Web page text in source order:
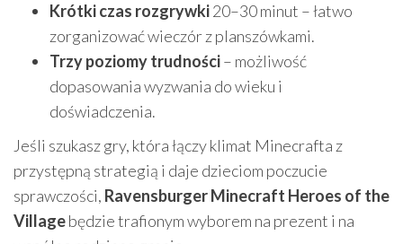
Krótki czas rozgrywki20–30 minut – łatwo
zorganizować wieczór z planszówkami.
Trzy poziomy trudności– możliwość
dopasowania wyzwania do wieku i
doświadczenia.
Jeśli szukasz gry, która łączy klimat Minecrafta z
przystępną strategią i daje dzieciom poczucie
sprawczości, Ravensburger Minecraft Heroes of the
Villagebędzie trafionym wyborem na prezent i na